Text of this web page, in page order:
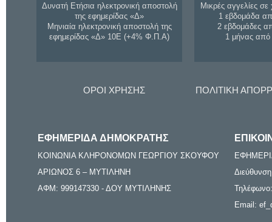
Δυνατή Ετήσια ηλεκτρονική αποστολή
της εφημερίδας «Δ»
Μηνιαία ηλεκτρονική αποστολή της
εφημερίδας «Δ» 10Ε (+4% Φ.Π.Α)
Μικρές αγγελίες σε
1 εβδομάδα
2 εβδομάδες
1 μήνας
ΟΡΟΙ ΧΡΗΣΗΣ ΠΟΛΙΤΙΚΗ
ΕΦΗΜΕΡΙΔΑ ΔΗΜΟΚΡΑΤΗΣ
ΚΟΙΝΩΝΙΑ ΚΛΗΡΟΝΟΜΩΝ ΓΕΩΡΓΙΟΥ ΣΚΟΥΦΟΥ
ΑΡΙΩΝΟΣ 6 – ΜΥΤΙΛΗΝΗ
ΑΦΜ: 999147330 - ΔΟΥ ΜΥΤΙΛΗΝΗΣ
Email: